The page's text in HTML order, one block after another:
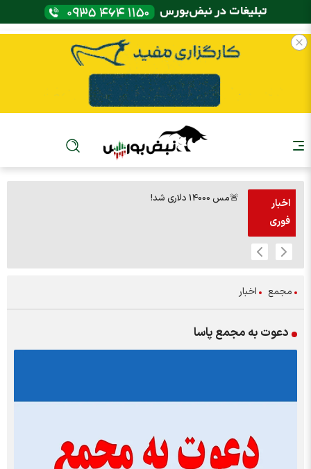
اخبار
فوری
🚨مس 14000 دلاری شد!
مجمع اخبار
دعوت به مجمع پاسا